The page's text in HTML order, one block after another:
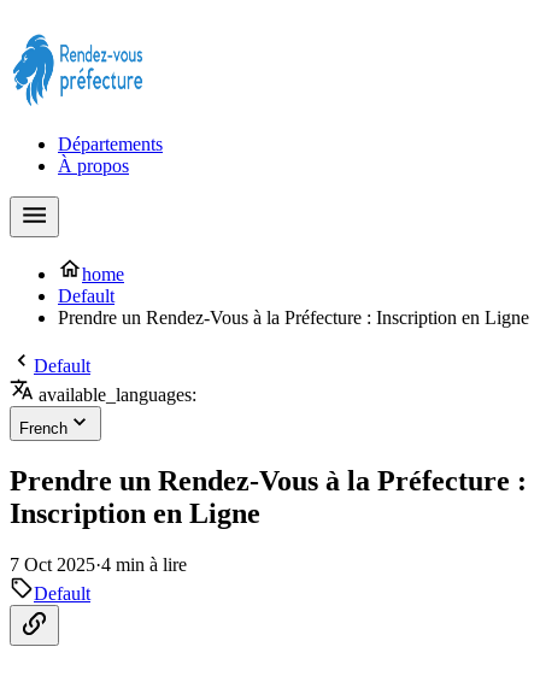
Départements
À propos
home
Default
Prendre un Rendez-Vous à la Préfecture : Inscription en Ligne
Default
available_languages:
French
Prendre un Rendez-Vous à la Préfecture :
Inscription en Ligne
7 Oct 2025·4 min à lire
Default